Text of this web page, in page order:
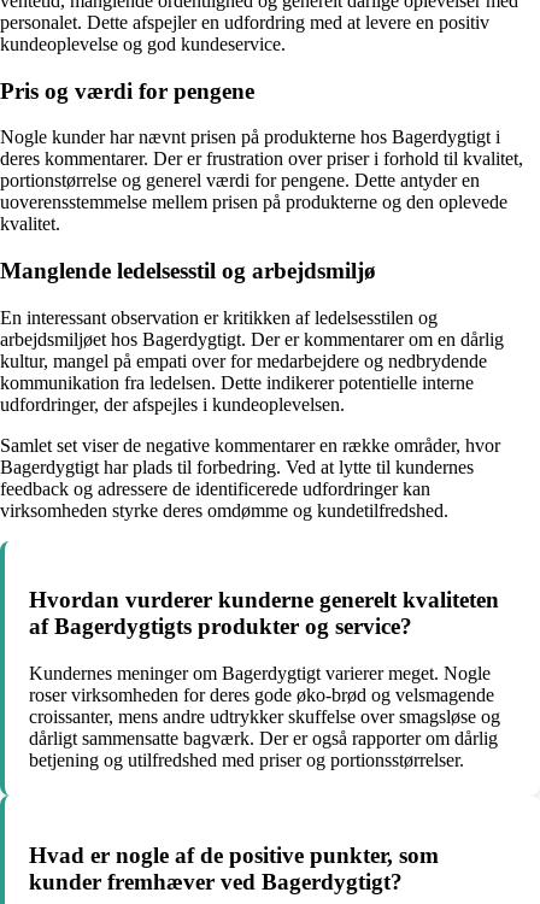
personalet. Dette afspejler en udfordring med at levere en positiv
kundeoplevelse og god kundeservice.
Pris og værdi for pengene
Nogle kunder har nævnt prisen på produkterne hos Bagerdygtigt i
deres kommentarer. Der er frustration over priser i forhold til kvalitet,
portionstørrelse og generel værdi for pengene. Dette antyder en
uoverensstemmelse mellem prisen på produkterne og den oplevede
kvalitet.
Manglende ledelsesstil og arbejdsmiljø
En interessant observation er kritikken af ledelsesstilen og
arbejdsmiljøet hos Bagerdygtigt. Der er kommentarer om en dårlig
kultur, mangel på empati over for medarbejdere og nedbrydende
kommunikation fra ledelsen. Dette indikerer potentielle interne
udfordringer, der afspejles i kundeoplevelsen.
Samlet set viser de negative kommentarer en række områder, hvor
Bagerdygtigt har plads til forbedring. Ved at lytte til kundernes
feedback og adressere de identificerede udfordringer kan
virksomheden styrke deres omdømme og kundetilfredshed.
Hvordan vurderer kunderne generelt kvaliteten
af Bagerdygtigts produkter og service?
Kundernes meninger om Bagerdygtigt varierer meget. Nogle
roser virksomheden for deres gode øko-brød og velsmagende
croissanter, mens andre udtrykker skuffelse over smagsløse og
dårligt sammensatte bagværk. Der er også rapporter om dårlig
betjening og utilfredshed med priser og portionsstørrelser.
Hvad er nogle af de positive punkter, som
kunder fremhæver ved Bagerdygtigt?